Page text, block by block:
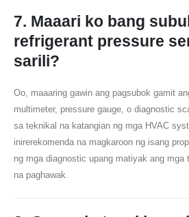
7. Maaari ko bang
refrigerant pressure
sarili?
Oo, maaaring gawin ang pagsubok gamit
multimeter, pressure gauge, o diagnostic
sa teknikal na katangian ng mga HVAC
inirerekomenda na magkaroon ng isang
ng mga diagnostic upang matiyak ang mga
na paghawak.